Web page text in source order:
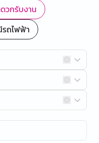
วกรับงาน
ถไฟฟ้า